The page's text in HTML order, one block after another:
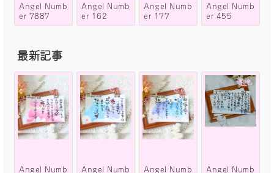
Angel Numb
er 7887
Angel Numb
er 162
Angel Numb
er 177
Angel Numb
er 455
最新記事
Angel Numb
Angel Numb
Angel Numb
Angel Numb